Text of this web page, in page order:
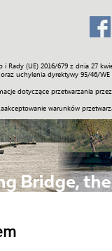
Rady (UE) 2016/679 z dnia
oraz uchylenia dyrektywy 95/46/
dotyczące przetwarzania
warunków
Świat Społeczność